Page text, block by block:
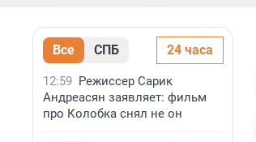
Все СПБ 24 часа
12:59 Режиссер Сарик
Андреасян заявляет: фильм
про Колобка снял не он